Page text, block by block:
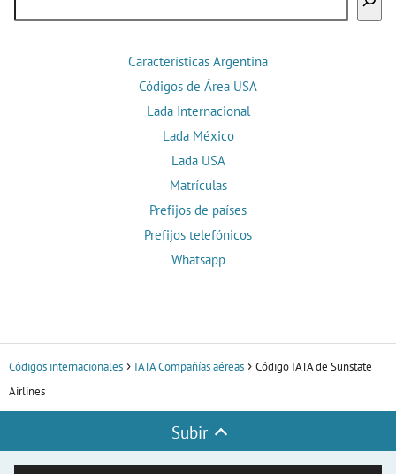
Características Argentina
Códigos de Área USA
Lada Internacional
Lada México
Lada USA
Matrículas
Prefijos de países
Prefijos telefónicos
Whatsapp
Códigos internacionales IATA Compañías aéreas
Código IATA de Sunstate
Airlines
Subir